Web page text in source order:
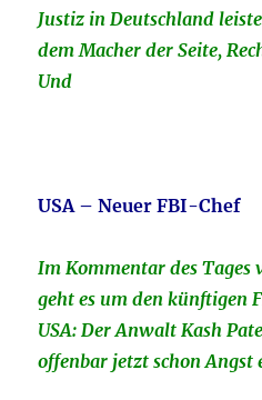
Justiz in Deutschland
dem Macher der Seite,
Und
USA – Neuer FBI-Chef
Im Kommentar des Tages
geht es um den künftigen
USA: Der Anwalt Kash
offenbar jetzt schon Angst